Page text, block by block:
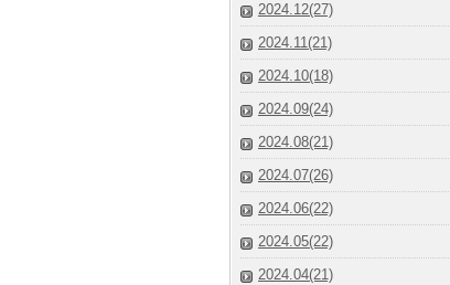
2024.12(27)
2024.11(21)
2024.10(18)
2024.09(24)
2024.08(21)
2024.07(26)
2024.06(22)
2024.05(22)
2024.04(21)